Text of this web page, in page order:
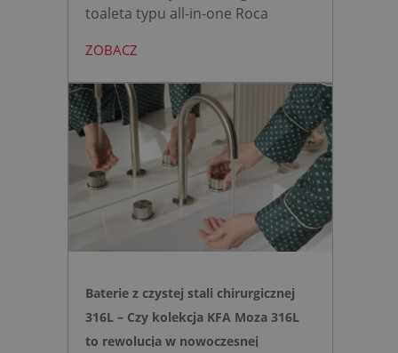
toaleta typu all-in-one Roca
montażu stelaża podtynkowego.
Zyskujesz do 20 cm przestrzeni w
łazience i o 15% cichsze
spłukiwanie dzięki technologii
opartej na efekcie Venturiego.
Idealne rozwiązanie do szybkich
remontów bez kucia ścian.
ZOBACZ
Baterie z czystej stali chirurgicznej
316L – Czy kolekcja KFA Moza 316L
to rewolucja w nowoczesnej